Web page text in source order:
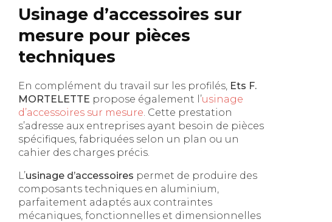
Usinage d’accessoires sur
mesure pour pièces
techniques
En complément du travail sur les profilés, Ets F.
MORTELETTE propose également l’usinage
d’accessoires sur mesure . Cette prestation
s’adresse aux entreprises ayant besoin de pièces
spécifiques, fabriquées selon un plan ou un
cahier des charges précis.
L’usinage d’accessoires permet de produire des
composants techniques en aluminium,
parfaitement adaptés aux contraintes
mécaniques, fonctionnelles et dimensionnelles